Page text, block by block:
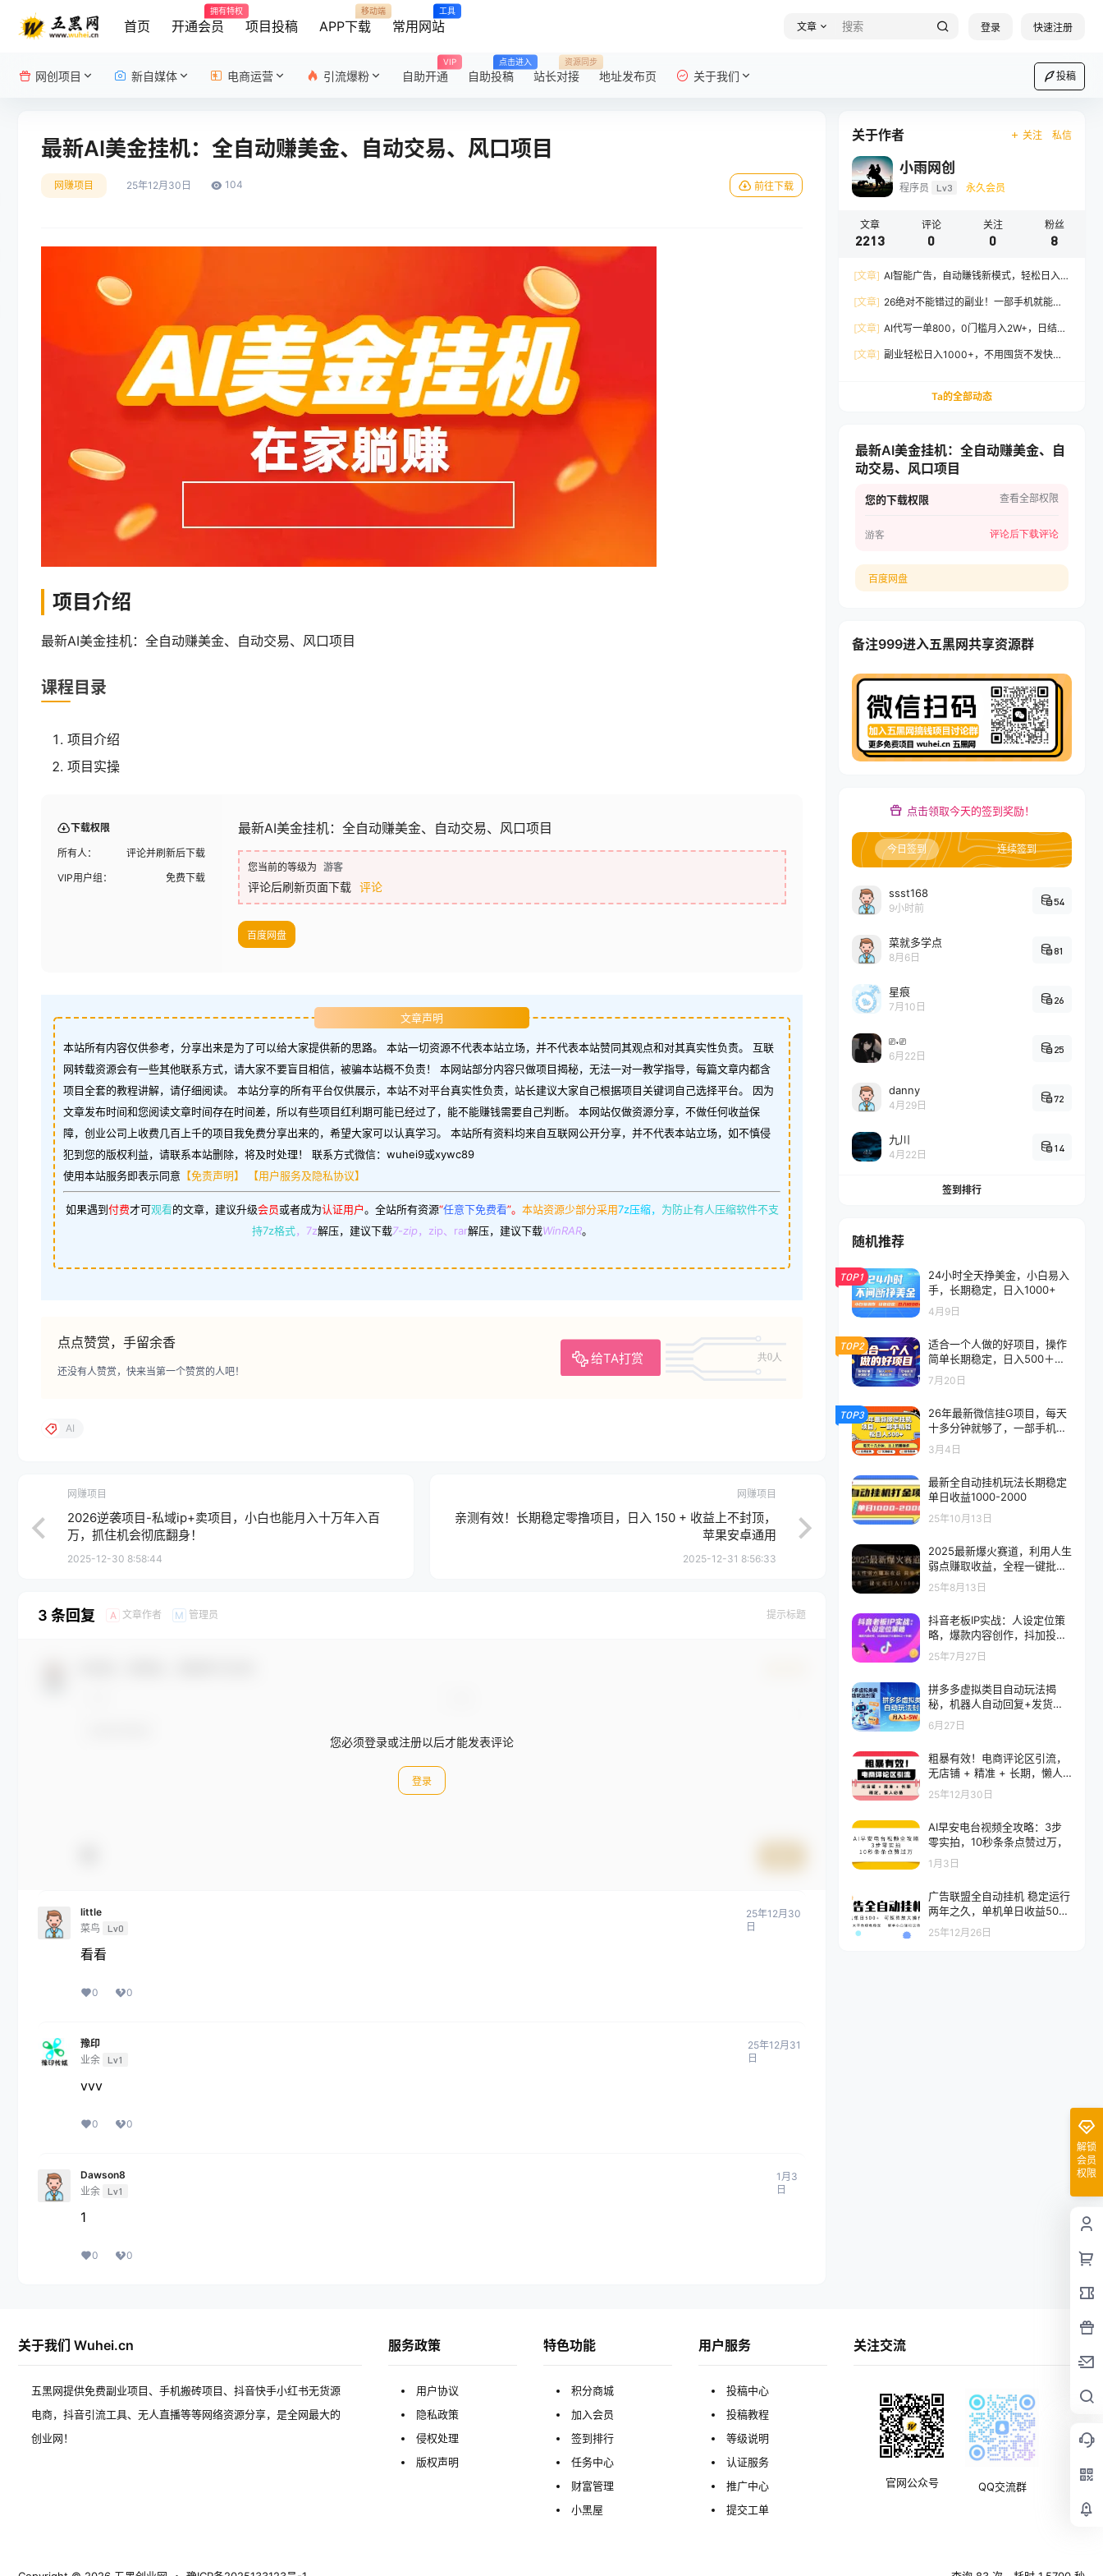
首页 开通会员
拥有特权
项目投稿 APP下载
移动端
常用网站
工具
文章 登录 快速注册
网创项目 新自媒体 电商运营 引流爆粉 自助开通
VIP
自助投稿
点击进入
站长对接
资源同步
地址发布页 关于我们 投稿
最新AI美金挂机：全自动赚美金、自动交易、风口项目
网赚项目 25年12月30日 104 前往下载
项目介绍
最新AI美金挂机：全自动赚美金、自动交易、风口项目
课程目录
项目介绍
项目实操
下载权限
所有人：
评论并刷新后下载
VIP用户组：
免费下载
最新AI美金挂机：全自动赚美金、自动交易、风口项目
您当前的等级为 游客
评论后刷新页面下载 评论
百度网盘
文章声明
本站所有内容仅供参考，分享出来是为了可以给大家提供新的思路。 本站一切资源不代表本站立场，并不代表本站赞同其观点和对其真实性负责。 互联
网转载资源会有一些其他联系方式，请大家不要盲目相信，被骗本站概不负责！ 本网站部分内容只做项目揭秘，无法一对一教学指导，每篇文章内都含
项目全套的教程讲解，请仔细阅读。 本站分享的所有平台仅供展示，本站不对平台真实性负责，站长建议大家自己根据项目关键词自己选择平台。 因为
文章发布时间和您阅读文章时间存在时间差，所以有些项目红利期可能已经过了，能不能赚钱需要自己判断。 本网站仅做资源分享，不做任何收益保
障，创业公司上收费几百上千的项目我免费分享出来的，希望大家可以认真学习。 本站所有资料均来自互联网公开分享，并不代表本站立场，如不慎侵
犯到您的版权利益，请联系本站删除，将及时处理！ 联系方式微信：wuhei9或xywc89
使用本站服务即表示同意 【免责声明】 【用户服务及隐私协议】
如果遇到付费才可观看的文章，建议升级会员或者成为认证用户。 全站所有资源“任意下免费看”。 本站资源少部分采用7z压缩， 为防止有人压缩软件不支
持7z格式，7z解压，建议下载7-zip，zip、rar解压，建议下载WinRAR。
点点赞赏，手留余香
给TA打赏 共0人
还没有人赞赏，快来当第一个赞赏的人吧！
AI
网赚项目
2026逆袭项目-私域ip+卖项目，小白也能月入十万年入百
万，抓住机会彻底翻身！
2025-12-30 8:58:44
网赚项目
亲测有效！长期稳定零撸项目，日入 150 + 收益上不封顶，
苹果安卓通用
2025-12-31 8:56:33
3 条回复 A 文章作者 M 管理员 提示标题
您必须登录或注册以后才能发表评论
登录
little
菜鸟
Lv0
25年12月30
日
看看
0 0
豫印
业余 Lv1
25年12月31
日
vvv
0 0
Dawson8
业余 Lv1
1月3
日
1
0 0
关于作者 关注 私信
小雨网创
程序员 Lv3 永久会员
文章
2213
评论
0
关注
0
粉丝
8
[文章] AI智能广告，自动賺钱新模式，轻松日入
[文章] 26绝对不能错过的副业！一部手机就能操
[文章] AI代写一单800，0门槛月入2W+，日结不
[文章] 副业轻松日入1000+，不用囤货不发快
Ta的全部动态
最新AI美金挂机：全自动赚美金、自
动交易、风口项目
您的下载权限 查看全部权限
游客 评论后下载评论
百度网盘
备注999进入五黑网共享资源群
点击领取今天的签到奖励！
今日签到 连续签到
ssst168
9小时前
54
菜就多学点
8月6日
81
星痕
7月10日
26
⎚˕⎚
6月22日
25
danny
4月29日
72
九川
4月22日
14
签到排行
随机推荐
TOP1
24小时全天挣美金，小白易入
手，长期稳定，日入1000+
4月9日
TOP2
适合一个人做的好项目，操作
简单长期稳定，日入500＋自
动运行，实操落地好项目
7月20日
TOP3
26年最新微信挂G项目，每天
十多分钟就够了，一部手机，
轻松日入5张
3月4日
最新全自动挂机玩法长期稳定
单日收益1000-2000
25年10月13日
2025最新爆火赛道，利用人生
弱点赚取收益，全程一键批量
制作
25年8月13日
抖音老板IP实战：人设定位策
略，爆款内容创作，抖加投放
(7大模块62+节课)
25年7月27日
拼多多虚拟类目自动玩法揭
秘，机器人自动回复+发货，
新手也能轻松月入 1-5W
6月27日
粗暴有效！电商评论区引流，
无店铺 + 精准 + 长期，懒人
必备
25年12月30日
AI早安电台视频全攻略：3步
零实拍，10秒条条点赞过万，
1月3日
广告联盟全自动挂机 稳定运行
两年之久，单机单日收益500
+新手小白轻松玩转
25年12月26日
解锁
会员
权限
关于我们 Wuhei.cn
五黑网提供免费副业项目、手机搬砖项目、抖音快手小红书无货源
电商，抖音引流工具、无人直播等等网络资源分享，是全网最大的
创业网！
服务政策
用户协议
隐私政策
侵权处理
版权声明
特色功能
积分商城
加入会员
签到排行
任务中心
财富管理
小黑屋
用户服务
投稿中心
投稿教程
等级说明
认证服务
推广中心
提交工单
关注交流
官网公众号 QQ交流群